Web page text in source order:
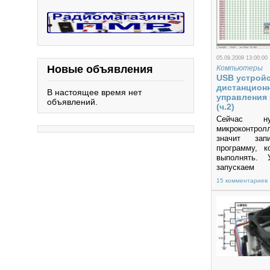
Новые объявления
В настоящее время нет
объявлений.
05.09.2009 13:00:00
Компьютеры
USB
(ч.2)
Сейчас
значит
программу,
выполнять.
PonyProg2000
15 комментариев